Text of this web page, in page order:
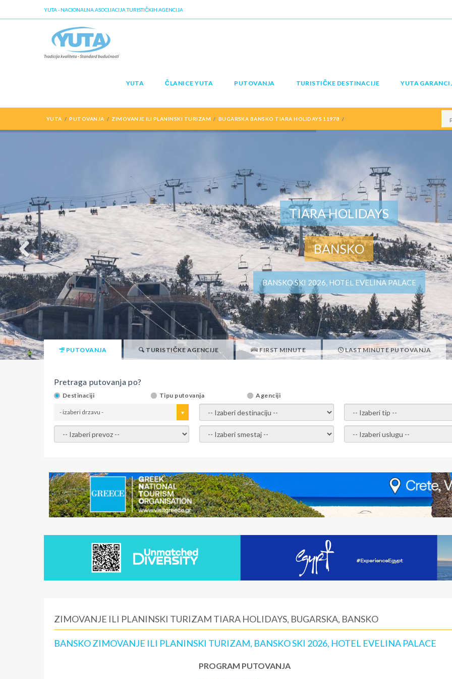
YUTA - NACIONALNA ASOCIJACIJA TURISTIČKIH AGENCIJA
YUTA ČLANICE YUTA PUTOVANJA TURISTIČKE DESTINACIJE YUTA
YUTA PUTOVANJA ZIMOVANJE ILI PLANINSKI TURIZAM BUGARSKA BANSKO TIARA HOLIDAYS 11978
TIARA HOLIDAYS
BANSKO
BANSKO SKI 2026, HOTEL EVELINA PALACE
PUTOVANJA TURISTIČKE AGENCIJE FIRST MINUTE LAST MINUTE PUTOVANJA
Pretraga putovanja po?
Destinaciji Tipu putovanja Agenciji
- izaberi drzavu - - izaberi destinaciju - - izaberi tip -
- izaberi prevoz - - Izaberite smestaj - - Izaberite uslugu -
ZIMOVANJE ILI PLANINSKI TURIZAM TIARA HOLIDAYS, BUGARSKA, BANSKO
BANSKO ZIMOVANJE ILI PLANINSKI TURIZAM, BANSKO SKI 2026, HOTEL EVELINA PALACE
PROGRAM PUTOVANJA